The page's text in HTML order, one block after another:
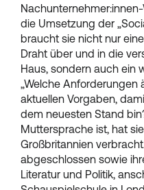
die Umsetzung der
braucht sie nicht nur
Draht über und in die
Haus, sondern auch ein
„Welche Anforderungen
aktuellen Vorgaben,
dem neuesten Stand
Muttersprache ist, hat
Großbritannien
abgeschlossen sowie
Literatur und Politik,